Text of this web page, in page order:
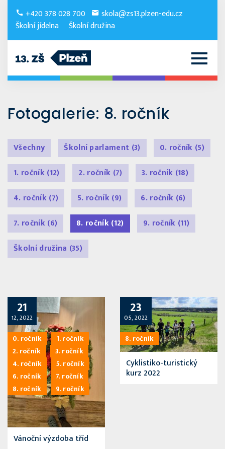
+420 378 028 700
skola@zs13.plzen-edu.cz
Školní jídelna
Školní družina
Fotogalerie: 8. ročník
Všechny Školní parlament (3) 0. ročník (5)
1. ročník (12) 2. ročník (7) 3. ročník (18)
4. ročník (7) 5. ročník (9) 6. ročník (6)
7. ročník (6) 8. ročník(12) 9. ročník (11)
Školní družina (35)
0. ročník
1. ročník
2. ročník
3. ročník
4. ročník
5. ročník
6. ročník
7. ročník
8. ročník
9. ročník
21
12, 2022
Vánoční výzdoba tříd
8. ročník
23
05, 2022
Cyklistiko-turistický
kurz 2022